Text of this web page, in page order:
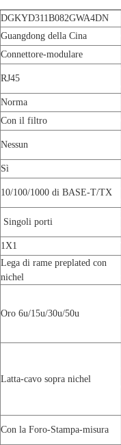
DGKYD311B082GWA4DN
Guangdong della Cina
Connettore-modulare
RJ45
Norma
Con il filtro
Nessun
Sì
10/100/1000 di BASE-T/TX
Singoli porti
1X1
Lega di rame preplated con
nichel
Oro 6u/15u/30u/50u
Latta-cavo sopra nichel
Con la Foro-Stampa-misura